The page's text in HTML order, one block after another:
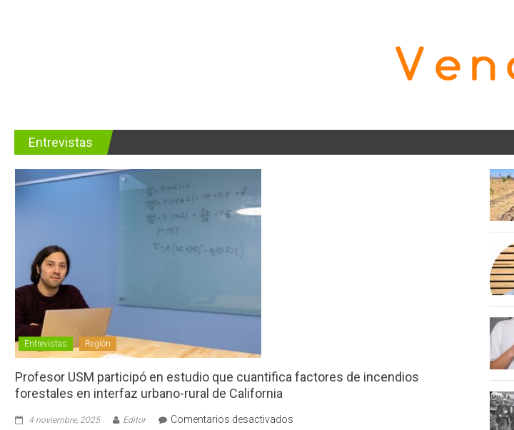
Entrevistas
Entrevistas Región
Profesor USM participó en estudio que cuantifica factores de incendios
forestales en interfaz urbano-rural de California
4 noviembre, 2025 Editor Comentarios desactivadosen